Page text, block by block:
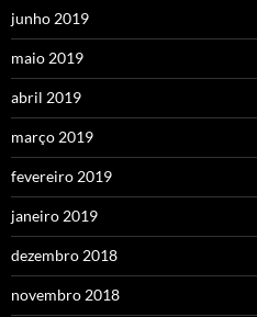
junho 2019
maio 2019
abril 2019
março 2019
fevereiro 2019
janeiro 2019
dezembro 2018
novembro 2018